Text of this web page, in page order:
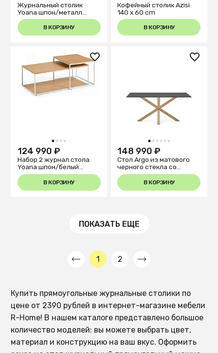
Журнальный столик
Yoana шпон/металл
110x60см
В КОРЗИНУ
Кофейный столик Azisi
140 x 60 cm
В КОРЗИНУ
1 2 3 4
124 990 ₽
Набор 2 журнал.стола
Yoana шпон/белый
80x80см
В КОРЗИНУ
1 2 3 4 5 6
148 990 ₽
Стол Argo из матового
черного стекла со
стальными ножками под
дерево 160 x 90 см
В КОРЗИНУ
ПОКАЗАТЬ ЕЩЕ
1 2
Купить прямоугольные журнальные столики по
цене от 2390 рублей в интернет-магазине мебели
R-Home! В нашем каталоге представлено большое
количество моделей: вы можете выбрать цвет,
материал и конструкцию на ваш вкус. Оформить